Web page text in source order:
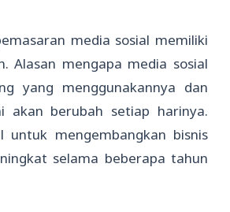
media sosial memiliki
Alasan mengapa media sosial
yang menggunakannya dan
akan berubah setiap harinya.
untuk mengembangkan bisnis
selama beberapa tahun